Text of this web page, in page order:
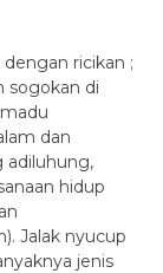
dengan ricikan ;
sogokan di
dan
adiluhung,
hidup
Jalak nyucup
jenis